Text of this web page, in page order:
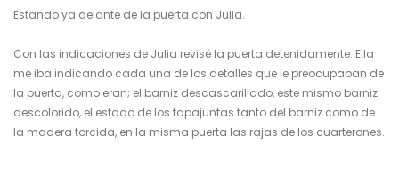
Estando ya delante de la puerta con Julia.
Con las indicaciones de Julia revisé la puerta detenidamente. Ella
me iba indicando cada una de los detalles que le preocupaban de
la puerta, como eran; el barniz descascarillado, este mismo barniz
descolorido, el estado de los tapajuntas tanto del barniz como de
la madera torcida, en la misma puerta las rajas de los cuarterones.